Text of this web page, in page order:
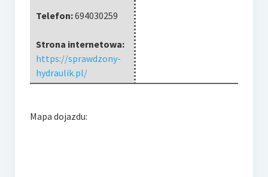
Telefon:694030259
Strona internetowa:
https://sprawdzony-
hydraulik.pl/
Mapa dojazdu: